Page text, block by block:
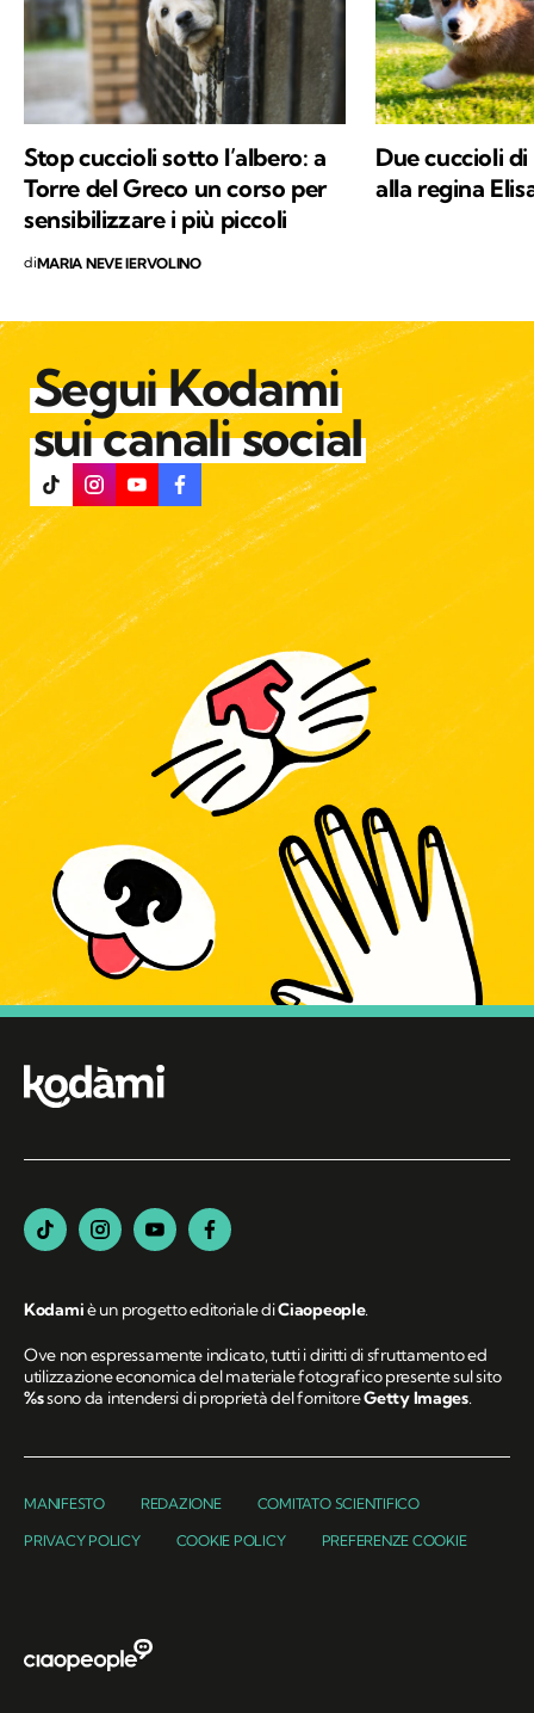
Stop cuccioli sotto l’albero: a
Torre del Greco un corso per
sensibilizzare i più piccoli
diMARIA NEVE IERVOLINO
Due cuccioli
alla regina
Segui Kodami
sui canali social
Kodamiè un progetto editoriale diCiaopeople.
Ove non espressamente indicato, tutti i diritti di sfruttamento ed
utilizzazione economica del materiale fotografico presente sul sito
%ssono da intendersi di proprietà del fornitoreGetty Images.
MANIFESTO REDAZIONE COMITATO SCIENTIFICO
PRIVACY POLICY COOKIE POLICY PREFERENZE COOKIE